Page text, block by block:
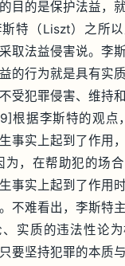
目的是保护法益，
特（Liszt）之所
取法益侵害说。李
的行为就是具有实
受犯罪侵害、维持
根据李斯特的观点
事实上起到了作用
，在帮助犯的场
事实上起到了作用
不难看出，李斯特
实质的违法性论
要坚持犯罪的本质